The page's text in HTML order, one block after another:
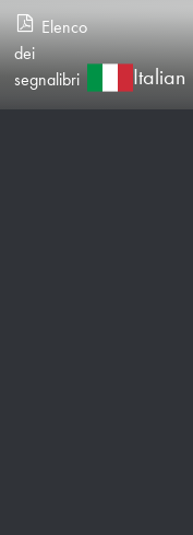
Elenco
dei
segnalibri
Italian